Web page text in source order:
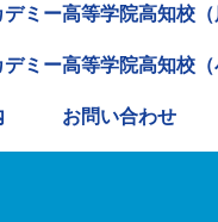
デミー高等学院高知校
ミー高等学院高知校（
お問い合わせ